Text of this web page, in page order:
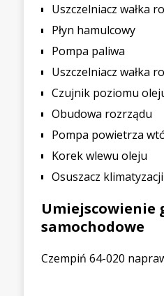
Uszczelniacz wałka
Płyn hamulcowy
Pompa paliwa
Uszczelniacz wałka
Czujnik poziomu
Obudowa rozrządu
Pompa powietrza
Korek wlewu oleju
Osuszacz klimatyzacji
Umiejscowienie
samochodowe
Czempiń 64-020